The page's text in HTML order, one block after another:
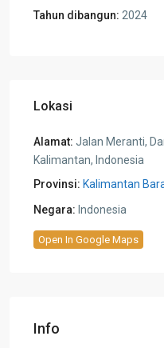
Tahun dibangun: 2024
Lokasi
Alamat: Jalan Meranti,
Kalimantan, Indonesia
Provinsi: Kalimantan
Negara: Indonesia
Open In Google Maps
Info